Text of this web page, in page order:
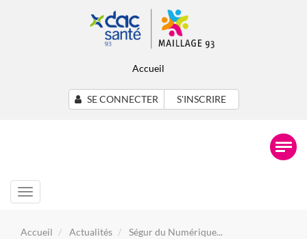
Accueil
SE CONNECTER S'INSCRIRE
Toggle
navigation
Accueil Actualités Ségur du Numérique...